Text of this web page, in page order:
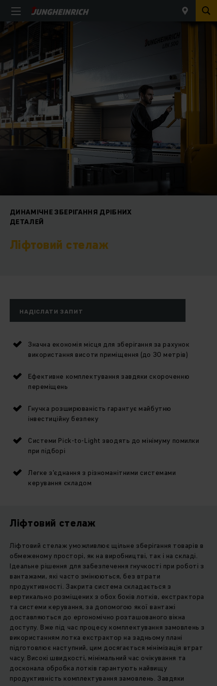
ДИНАМІЧНЕ ЗБЕРІГАННЯ ДРІБНИХ
ДЕТАЛЕЙ
Ліфтовий стелаж
НАДІСЛАТИ ЗАПИТ
Значна економія місця для зберігання за рахунок
використання висоти приміщення (до 30 метрів)
Ефективне комплектування завдяки скороченню
переміщень
Гнучка розширюваність гарантує майбутню
інвестиційну безпеку
Системи Pick-to-Light зводять до мінімуму помилки
при підборі
Легке з'єднання з різноманітними системами
керування складом
Ліфтовий стелаж
Ліфтовий стелаж уможливлює щільне зберігання товарів в
обмеженому просторі, як на виробництві, так і на складі.
Ідеальне рішення для забезпечення гнучкості при роботі з
вантажами, які часто змінюються, без втрати
продуктивності. Закрита система складається з
вертикально розміщених з обох боків лотків, екстрактора
та системи керування, за допомогою якої вантажі
доставляються до ергономічно розташованого вікна
доступу. Вже під час процесу комплектування замовлень з
використанням лотка екстрактор на задньому плані
підготовлює наступний, цим досягається мінімізація втрат
часу. Високі швидкості, мінімальний час очікування та
досконала обробка лотків гарантують найвищу
продуктивність комплектування замовлень. Завдяки